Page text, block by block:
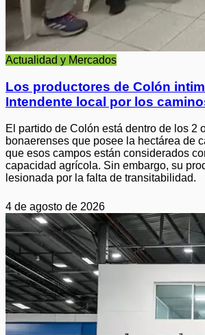
Actualidad y Mercados
Los productores de Colón
Intendente local por los
El partido de Colón está dentro de los 2
bonaerenses que posee la hectárea de
que esos campos están considerados
capacidad agrícola. Sin embargo, su
lesionada por la falta de transitabilidad.
4 de agosto de 2026